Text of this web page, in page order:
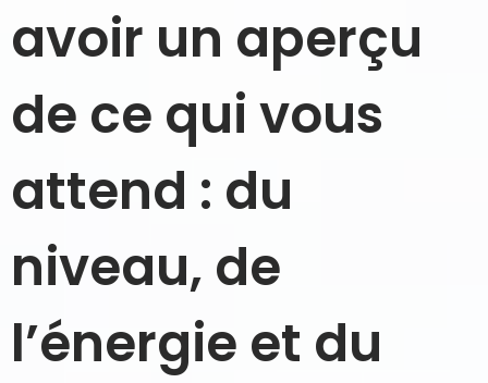
avoir un aperçu
de ce qui vous
attend : du
niveau, de
l’énergie et du